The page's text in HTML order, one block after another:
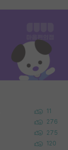
11
276
275
120